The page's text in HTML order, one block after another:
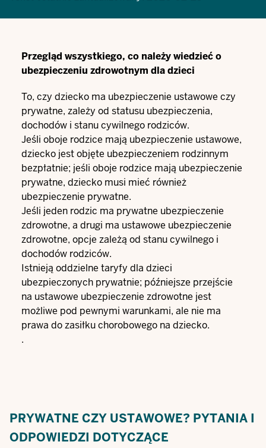
Przegląd wszystkiego, co należy wiedzieć o
ubezpieczeniu zdrowotnym dla dzieci
To, czy dziecko ma ubezpieczenie ustawowe czy
prywatne, zależy od statusu ubezpieczenia,
dochodów i stanu cywilnego rodziców.
Jeśli oboje rodzice mają ubezpieczenie ustawowe,
dziecko jest objęte ubezpieczeniem rodzinnym
bezpłatnie; jeśli oboje rodzice mają ubezpieczenie
prywatne, dziecko musi mieć również
ubezpieczenie prywatne.
Jeśli jeden rodzic ma prywatne ubezpieczenie
zdrowotne, a drugi ma ustawowe ubezpieczenie
zdrowotne, opcje zależą od stanu cywilnego i
dochodów rodziców.
Istnieją oddzielne taryfy dla dzieci
ubezpieczonych prywatnie; późniejsze przejście
na ustawowe ubezpieczenie zdrowotne jest
możliwe pod pewnymi warunkami, ale nie ma
prawa do zasiłku chorobowego na dziecko.
.
PRYWATNE CZY USTAWOWE? PYTANIA I
ODPOWIEDZI DOTYCZĄCE